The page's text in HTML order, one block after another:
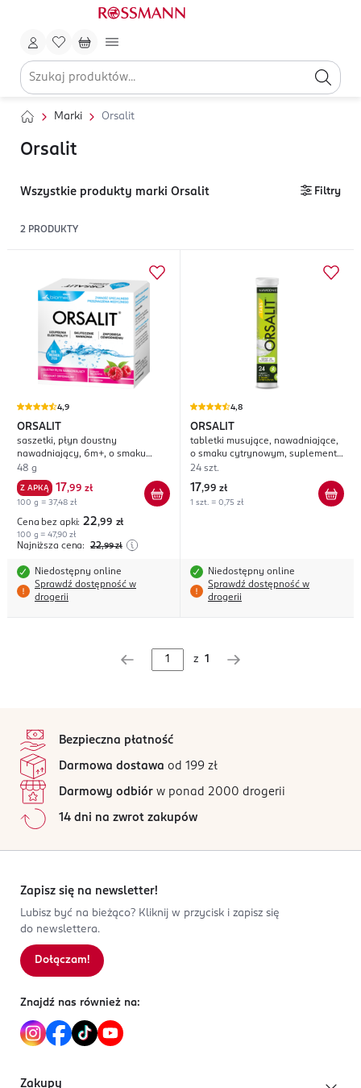
Marki Orsalit
Orsalit
Wszystkie produkty marki Orsalit Filtry
2 PRODUKTY
4,9
ORSALIT
saszetki, płyn doustny
nawadniający, 6m+, o smaku
malinowym, żywność specjalnego
przeznaczenia medycznego
48 g
Z APKĄ 17,99 zł
100 g = 37,48 zł
Cena bez apki: 22,99 zł
100 g = 47,90 zł
Najniższa cena: 22,99 zł
Niedostępny online
Sprawdź dostępność w
drogerii
4,8
ORSALIT
tabletki musujące, nawadniające,
o smaku cytrynowym, suplement
diety
24 szt.
17,99 zł
1 szt. = 0,75 zł
Niedostępny online
Sprawdź dostępność w
drogerii
z 1
Bezpieczna płatność
Darmowa dostawa od 199 zł
Darmowy odbiór w ponad 2000 drogerii
14 dni na zwrot zakupów
Zapisz się na newsletter!
Lubisz być na bieżąco? Kliknij w przycisk i zapisz się
do newslettera.
Dołączam!
Znajdź nas również na:
Zakupy